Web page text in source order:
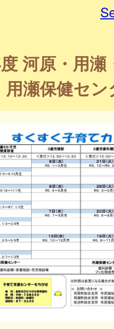
河原・用瀬
用瀬保健セ